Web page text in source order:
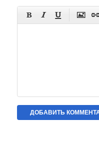
   